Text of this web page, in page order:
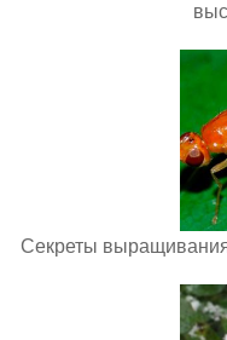
Секреты